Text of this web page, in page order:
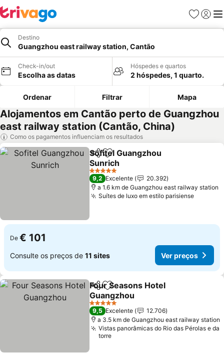
Favoritos
Iniciar
Destino
Guangzhou east railway station, Cantão
Check-in/out
Escolha as datas
Hóspedes e quartos
2 hóspedes, 1 quarto.
Ordenar Filtrar Mapa
Alojamentos em Cantão perto de Guangzhou
east railway station (Cantão, China)
Como os pagamentos influenciam os resultados
PartilharAdicionar aos favoritos
Sofitel Guangzhou
Sunrich
Ver preços
5 Estrelas
9,2 Excelente
20.392
a 1.6 km de Guangzhou east railway station
Suítes de luxo em estilo parisienseVer
De € 101
Consulte os preços de 11 sites Ver preços
PartilharAdicionar aos favoritos
Four Seasons Hotel
Guangzhou
Ver preços
5 Estrelas
9,5 Excelente
12.706
a 3.5 km de Guangzhou east railway station
Vistas panorâmicas do Rio das Pérolas e da
torre